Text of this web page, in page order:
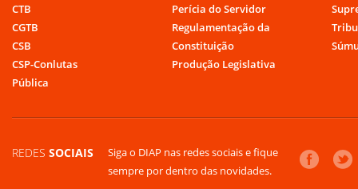
CTB
CGTB
CSB
CSP-Conlutas
Pública
Perícia do Servidor
Regulamentação da
Constituição
Produção Legislativa
REDES SOCIAIS
Siga o DIAP nas redes sociais e fique
sempre por dentro das novidades.